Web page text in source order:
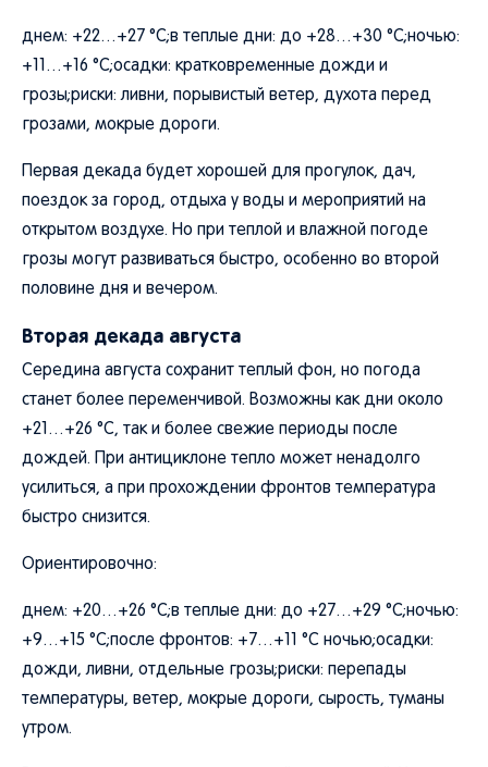
днем: +22…+27 °C;в теплые дни: до +28…+30 °C;ночью:
+11…+16 °C;осадки: кратковременные дожди и
грозы;риски: ливни, порывистый ветер, духота перед
грозами, мокрые дороги.
Первая декада будет хорошей для прогулок, дач,
поездок за город, отдыха у воды и мероприятий на
открытом воздухе. Но при теплой и влажной погоде
грозы могут развиваться быстро, особенно во второй
половине дня и вечером.
Вторая декада августа
Середина августа сохранит теплый фон, но погода
станет более переменчивой. Возможны как дни около
+21…+26 °C, так и более свежие периоды после
дождей. При антициклоне тепло может ненадолго
усилиться, а при прохождении фронтов температура
быстро снизится.
Ориентировочно:
днем: +20…+26 °C;в теплые дни: до +27…+29 °C;ночью:
+9…+15 °C;после фронтов: +7…+11 °C ночью;осадки:
дожди, ливни, отдельные грозы;риски: перепады
температуры, ветер, мокрые дороги, сырость, туманы
утром.